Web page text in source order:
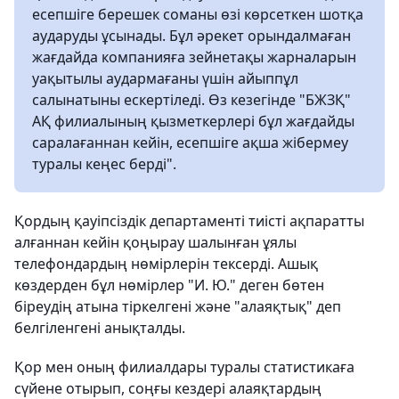
есепшіге берешек соманы өзі көрсеткен шотқа
аударуды ұсынады. Бұл әрекет орындалмаған
жағдайда компанияға зейнетақы жарналарын
уақытылы аудармағаны үшін айыппұл
салынатыны ескертіледі. Өз кезегінде "БЖЗҚ"
АҚ филиалының қызметкерлері бұл жағдайды
саралағаннан кейін, есепшіге ақша жібермеу
туралы кеңес берді".
Қордың қауіпсіздік департаменті тиісті ақпаратты
алғаннан кейін қоңырау шалынған ұялы
телефондардың нөмірлерін тексерді. Ашық
көздерден бұл нөмірлер "И. Ю." деген бөтен
біреудің атына тіркелгені және "алаяқтық" деп
белгіленгені анықталды.
Қор мен оның филиалдары туралы статистикаға
сүйене отырып, соңғы кездері алаяқтардың